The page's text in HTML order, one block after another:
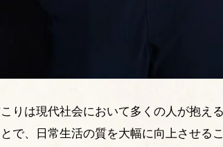
りは現代社会において多くの人が抱え
で、日常生活の質を大幅に向上させる